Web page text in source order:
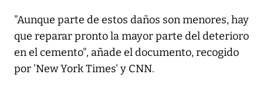
"Aunque parte de estos daños son menores, hay
que reparar pronto la mayor parte del deterioro
en el cemento", añade el documento, recogido
por 'New York Times' y CNN.